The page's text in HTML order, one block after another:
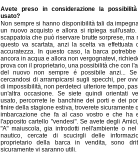
Avete preso in considerazione la
usato?
Non sempre si hanno disponibilità tali da
un nuovo acquisto e allora si ripiega
scappatoia che può riservare brutte sorprese, ma
questo va scartata, anzi la scelta va effettuata
accuratezza. In questo caso, la barca potrebbe
ancora in acqua e allora non vergognatevi,
prova con il proprietario, una possibilità che con
del nuovo non sempre é possibile anzi... Se
cercandosi di arrampicarsi sugli specchi, per
di impossibilità, non perdeteci ulteriore tempo,
un'altra occasione. Se siete quindi orientati
usato, percorrete le banchine dei porti e dei
finire della stagione estiva, troverete sicuramente
imbarcazione che fa al caso vostro e che ha
l'apposito cartello "vendesi". Se avete degli
"A" maiuscola, gia introdotti nell'ambiente o
nautico, cercate di scucirgli delle
proprietario della barca in vendita, sono
sicuramente vi saranno utili.